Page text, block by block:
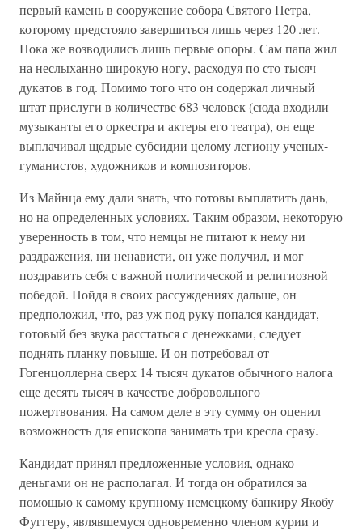
первый камень в сооружение собора Святого Петра,
которому предстояло завершиться лишь через 120 лет.
Пока же возводились лишь первые опоры. Сам папа жил
на неслыханно широкую ногу, расходуя по сто тысяч
дукатов в год. Помимо того что он содержал личный
штат прислуги в количестве 683 человек (сюда входили
музыканты его оркестра и актеры его театра), он еще
выплачивал щедрые субсидии целому легиону ученых-
гуманистов, художников и композиторов.
Из Майнца ему дали знать, что готовы выплатить дань,
но на определенных условиях. Таким образом, некоторую
уверенность в том, что немцы не питают к нему ни
раздражения, ни ненависти, он уже получил, и мог
поздравить себя с важной политической и религиозной
победой. Пойдя в своих рассуждениях дальше, он
предположил, что, раз уж под руку попался кандидат,
готовый без звука расстаться с денежками, следует
поднять планку повыше. И он потребовал от
Гогенцоллерна сверх 14 тысяч дукатов обычного налога
еще десять тысяч в качестве добровольного
пожертвования. На самом деле в эту сумму он оценил
возможность для епископа занимать три кресла сразу.
Кандидат принял предложенные условия, однако
деньгами он не располагал. И тогда он обратился за
помощью к самому крупному немецкому банкиру Якобу
Фуггеру, являвшемуся одновременно членом курии и